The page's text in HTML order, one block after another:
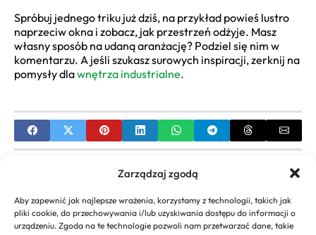
Zarządzaj zgodą
Aby zapewnić jak najlepsze wrażenia, korzystamy z technologii, takich jak
pliki cookie, do przechowywania i/lub uzyskiwania dostępu do informacji o
urządzeniu. Zgoda na te technologie pozwoli nam przetwarzać dane, takie
Spróbuj jednego triku już dziś, na przykład powieś lustro
naprzeciw okna i zobacz, jak przestrzeń odżyje. Masz
własny sposób na udaną aranżację? Podziel się nim w
komentarzu. A jeśli szukasz surowych inspiracji, zerknij na
pomysły dlawnętrza industrialne.
Nowoczesne wnętrza: Twoje marzenie o stylowym
domu